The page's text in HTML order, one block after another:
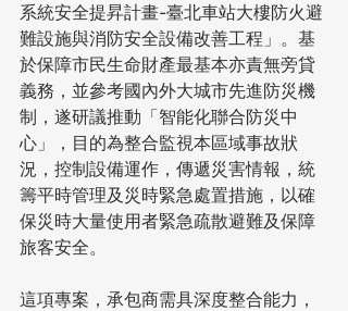
系統安全提昇計畫-臺北車站大樓防火避
難設施與消防安全設備改善工程」。基
於保障市民生命財產最基本亦責無旁貸
義務，並參考國內外大城市先進防災機
制，遂研議推動「智能化聯合防災中
心」，目的為整合監視本區域事故狀
況，控制設備運作，傳遞災害情報，統
籌平時管理及災時緊急處置措施，以確
保災時大量使用者緊急疏散避難及保障
旅客安全。
這項專案，承包商需具深度整合能力，